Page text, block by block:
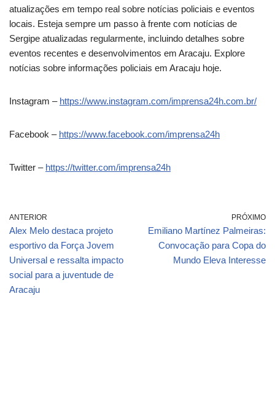
atualizações em tempo real sobre notícias policiais e eventos
locais. Esteja sempre um passo à frente com notícias de
Sergipe atualizadas regularmente, incluindo detalhes sobre
eventos recentes e desenvolvimentos em Aracaju. Explore
notícias sobre informações policiais em Aracaju hoje.
Instagram – https://www.instagram.com/imprensa24h.com.br/
Facebook – https://www.facebook.com/imprensa24h
Twitter – https://twitter.com/imprensa24h
ANTERIOR
Alex Melo destaca projeto
esportivo da Força Jovem
Universal e ressalta impacto
social para a juventude de
Aracaju
PRÓXIMO
Emiliano Martínez Palmeiras:
Convocação para Copa do
Mundo Eleva Interesse